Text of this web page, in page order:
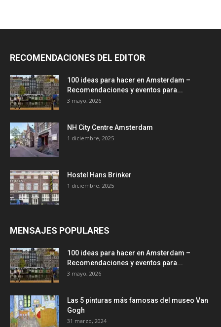
RECOMENDACIONES DEL EDITOR
100 ideas para hacer en Amsterdam –
Recomendaciones y eventos para...
3 mayo, 2026
NH City Centre Amsterdam
1 diciembre, 2025
Hostel Hans Brinker
1 diciembre, 2025
MENSAJES POPULARES
100 ideas para hacer en Amsterdam –
Recomendaciones y eventos para...
3 mayo, 2026
Las 5 pinturas más famosas del museo Van
Gogh
31 marzo, 2024